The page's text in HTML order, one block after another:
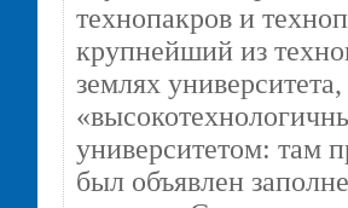
технопакров и
крупнейший из
землях
университетом: там
был объявлен